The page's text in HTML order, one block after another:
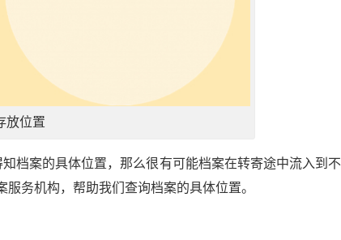
放位置
档案的具体位置，那么很有可能档案在转寄途中流入到
务机构，帮助我们查询档案的具体位置。